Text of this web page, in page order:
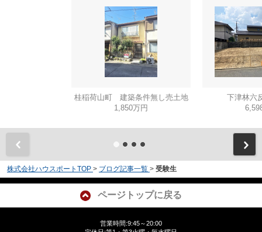
桂稲荷山町 建築条件無し売土地
1,850万円
下津林六
株式会社ハウスポートTOP > ブログ記事一覧 > 受験生
ページトップに戻る
営業時間:9:45～20:00